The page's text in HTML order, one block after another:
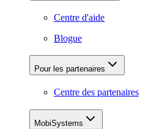
Centre d'aide
Blogue
Pour les partenaires
Centre des partenaires
MobiSystems